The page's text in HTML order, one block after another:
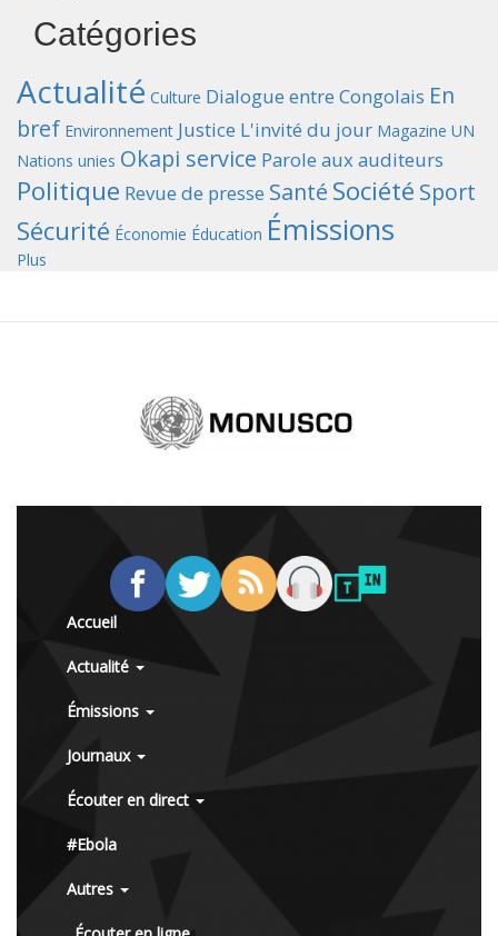
Catégories
Actualité Culture Dialogue entre Congolais En
bref Environnement Justice L'invité du jour Magazine UN
Nations unies Okapi service Parole aux auditeurs
Politique Revue de presse Santé Société Sport
Sécurité Économie Éducation Émissions
Plus
Accueil
Actualité
Émissions
Journaux
Écouter en direct
#Ebola
Autres